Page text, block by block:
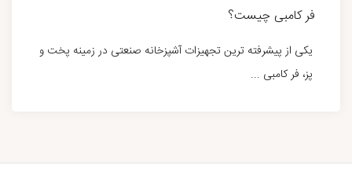
فر کامبی چیست؟
یکی از پیشرفته ترین تجهیزات آشپزخانه صنعتی در زمینه پخت و
پز، فر کامبی ...